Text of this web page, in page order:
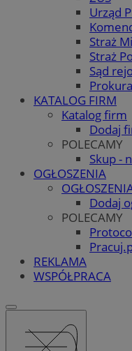
Urząd
Straż
Straż
Sąd
KATALOG FIRM
Katalog firm
Dodaj
POLECAMY
Skup -
OGŁOSZENIA
Dodaj
POLECAMY
REKLAMA
WSPÓŁPRACA